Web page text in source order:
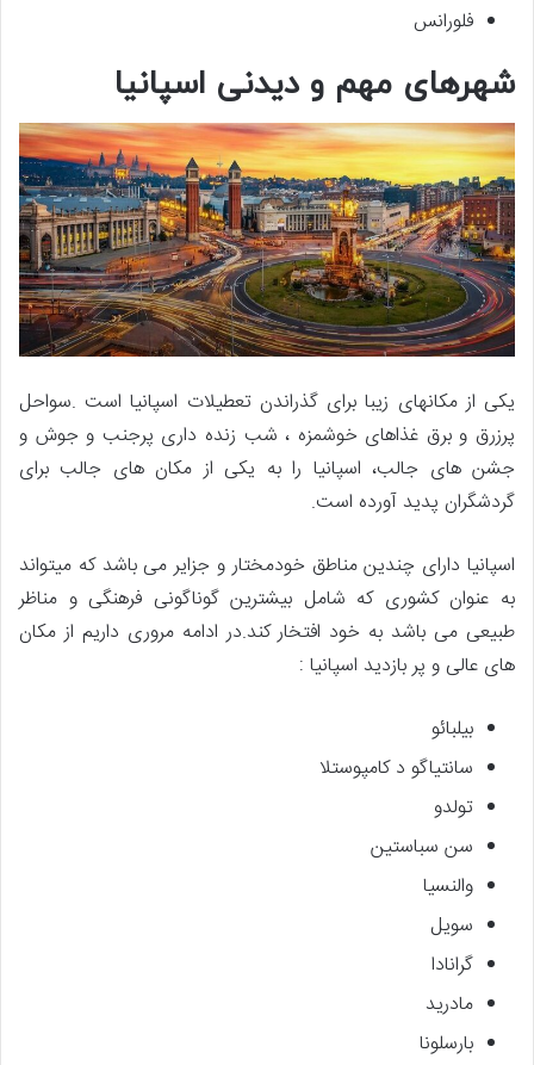
فلورانس
شهرهای مهم و دیدنی اسپانیا
یکی از مکانهای زیبا برای گذراندن تعطیلات اسپانیا است .سواحل
پرزرق و برق غذاهای خوشمزه ، شب زنده داری پرجنب و جوش و
جشن های جالب، اسپانیا را به یکی از مکان های جالب برای
گردشگران پدید آورده است.
اسپانیا دارای چندین مناطق خودمختار و جزایر می باشد که میتواند
به عنوان کشوری که شامل بیشترین گوناگونی فرهنگی و مناظر
طبیعی می باشد به خود افتخار کند.در ادامه مروری داریم از مکان
های عالی و پر بازدید اسپانیا :
بیلبائو
سانتیاگو د کامپوستلا
تولدو
سن سباستین
والنسیا
سویل
گرانادا
مادرید
بارسلونا